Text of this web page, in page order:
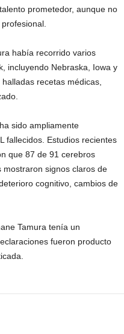
prometedor, aunque no
había recorrido varios
incluyendo Nebraska, Iowa y
recetas médicas,
sido ampliamente
fallecidos. Estudios recientes
que 87 de 91 cerebros
signos claros de
cognitivo, cambios de
Tamura tenía un
fueron producto